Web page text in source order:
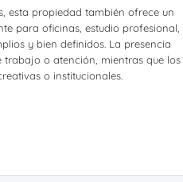
esta propiedad también ofrece un
para oficinas, estudio profesional,
y bien definidos. La presencia
trabajo o atención, mientras que los
o institucionales.